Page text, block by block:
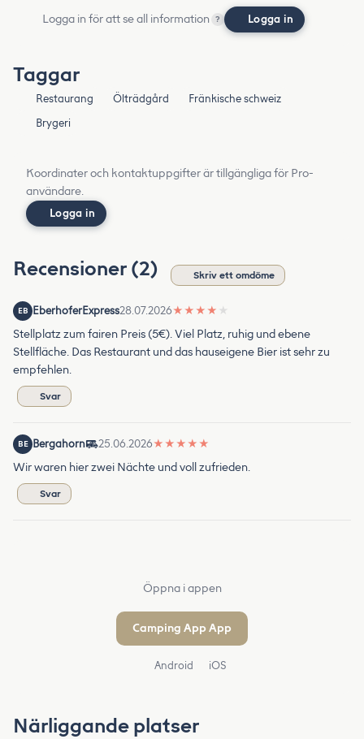
Logga in för att se all information ? Logga in
Taggar
Restaurang Ölträdgård
Fränkische schweiz
Brygeri
Koordinater och kontaktuppgifter är tillgängliga för Pro-
användare.
Logga in
Recensioner (2) Skriv ett omdöme
EB EberhoferExpress28.07.2026★ ★ ★ ★ ★
Stellplatz zum fairen Preis (5€). Viel Platz, ruhig und ebene
Stellfläche. Das Restaurant und das hauseigene Bier ist sehr zu
empfehlen.
Svar
BE Bergahorn 25.06.2026★ ★ ★ ★ ★
Wir waren hier zwei Nächte und voll zufrieden.
Svar
Öppna i appen
Camping App App
Android iOS
Närliggande platser